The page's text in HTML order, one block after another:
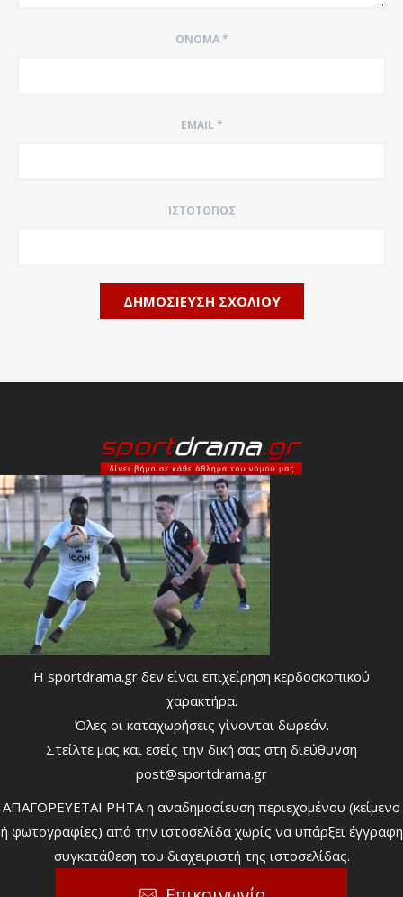
ΌΝΟΜΑ*
EMAIL*
ΙΣΤΌΤΟΠΟΣ
Η sportdrama.gr δεν είναι επιχείρηση κερδοσκοπικού
χαρακτήρα.
Όλες οι καταχωρήσεις γίνονται δωρεάν.
Στείλτε μας και εσείς την δική σας στη διεύθυνση
post@sportdrama.gr
ΑΠΑΓΟΡΕΥΕΤΑΙ ΡΗΤΑ η αναδημοσίευση περιεχομένου (κείμενο
ή φωτογραφίες) από την ιστοσελίδα χωρίς να υπάρξει έγγραφη
συγκατάθεση του διαχειριστή της ιστοσελίδας.